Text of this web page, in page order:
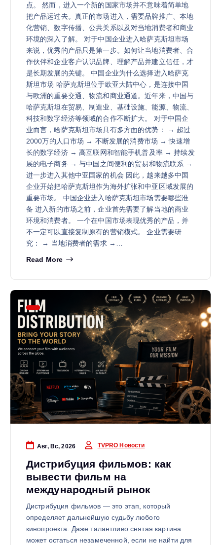
点。 然而，进入一个新的国家市场并不意味着简单地
把产品运过去。真正的市场进入，需要品牌推广、本地
化营销、数字传播、公共关系以及对当地消费者和商业
环境的深入了解。 对于中国企业进入哈萨克斯坦市场
来说，优秀的产品只是第一步。如何让当地消费者、合
作伙伴和企业客户认识品牌、理解产品并建立信任，才
是长期发展的关键。 中国企业为什么选择进入哈萨克
斯坦市场 哈萨克斯坦位于欧亚大陆中心，是连接中国
与欧洲的重要交通、物流和商业通道。近年来，中国与
哈萨克斯坦在贸易、制造业、基础设施、能源、物流、
科技和数字经济等领域的合作不断扩大。 对于中国企
业而言，哈萨克斯坦市场具有多方面的优势： → 超过
2000万的人口市场 → 不断发展的消费市场 → 快速增
长的数字经济 → 高互联网和智能手机普及率 → 持续发
展的电子商务 → 与中国之间便利的贸易和物流联系 →
进一步进入其他中亚国家的机会 因此，越来越多中国
企业开始把哈萨克斯坦作为海外扩张和中亚区域发展的
重要市场。 中国企业进入哈萨克斯坦市场需要哪些准
备 进入新的市场之前，企业首先需要了解当地的商业
环境和消费者。 一个在中国市场表现优秀的产品，并
不一定可以直接复制原有的营销模式。 企业需要研
究： → 当地消费者的需求 →…
Read More
Авг, Вс, 2026 TVPRO Новости
Дистрибуция фильмов: как
вывести фильм на
международный рынок
Дистрибуция фильмов — это этап, который
определяет дальнейшую судьбу любого
кинопроекта. Даже талантливо снятая картина
может остаться незамеченной, если не найти для